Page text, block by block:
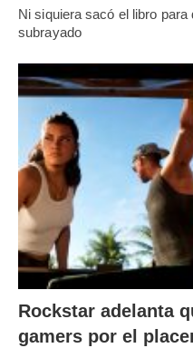
Ni siquiera sacó el libro
subrayado
Rockstar adelanta
gamers por el